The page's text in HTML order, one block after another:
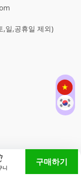
니
구매하기
,일,공휴일 제외)